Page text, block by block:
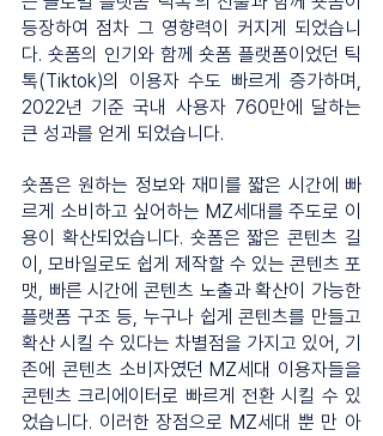
등장하여 점차 그 영향력이 커지게 되었습니
다. 숏폼의 인기와 함께 숏폼 플랫폼이었던 틱
톡(Tiktok)의 이용자 수도 빠르게 증가하며,
2022년 기준 국내 사용자 760만에 달하는
큰 성과를 얻게 되었습니다.
숏폼은 원하는 정보와 재미를 짧은 시간에 빠
르게 소비하고 싶어하는 MZ세대를 주도로 이
용이 확산되었습니다. 숏폼은 짧은 콘텐츠 길
이, 모바일로도 쉽게 제작할 수 있는 콘텐츠 포
맷, 빠른 시간에 콘텐츠 노출과 확산이 가능한
플랫폼 구조 등, 누구나 쉽게 콘텐츠를 만들고
확산 시킬 수 있다는 차별점을 가지고 있어, 기
존에 콘텐츠 소비자였던 MZ세대 이용자들을
콘텐츠 크리에이터로 빠르게 전환 시킬 수 있
었습니다. 이러한 장점으로 MZ세대 뿐 만 아